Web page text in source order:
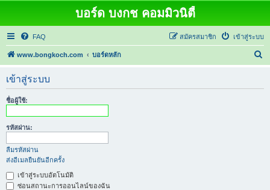
บอร์ด บงกช คอมมิวนิตี้
FAQ เข้าสู่ระบบ
สมัครสมาชิก
www.bongkoch.com บอร์ดหลัก
เข้าสู่ระบบ
ชื่อผู้ใช้:
รหัสผ่าน:
ลืมรหัสผ่าน
ส่งอีเมลยืนยันอีกครั้ง
เข้าสู่ระบบอัตโนมัติ
ซ่อนสถานะการออนไลน์ของฉัน